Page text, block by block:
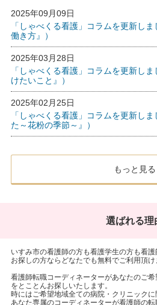
2025年09月09日
「しゃべくる看護」コラムを更新し
働き方』）
2025年03月28日
「しゃべくる看護」コラムを更新し
けたいこと』）
2025年02月25日
「しゃべくる看護」コラムを更新し
た～花粉の季節～』）
もっと見る
選ばれる理
いすみ市の看護師の方も看護学生の方も看
お探しの方ならどなたでも無料でご利用頂け
看護師転職コーディネーターがあなたのご
をとことんお探しいたします。
時にはご希望地域全ての病院・クリニックに
あなた専属のコーディネーターが看護師の転